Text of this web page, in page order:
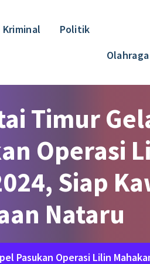
Kriminal
Politik
Olahraga
Timur
Operasi
Siap
Nataru
Pasukan Operasi Lilin